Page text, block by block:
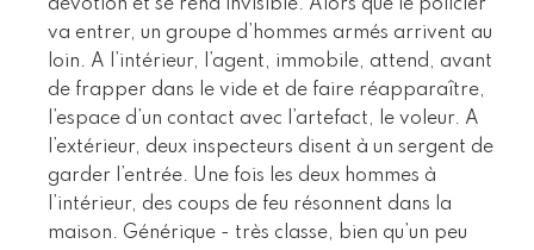
dévotion et se rend invisible. Alors que le policier
va entrer, un groupe d’hommes armés arrivent au
loin. A l’intérieur, l’agent, immobile, attend, avant
de frapper dans le vide et de faire réapparaître,
l’espace d’un contact avec l’artefact, le voleur. A
l’extérieur, deux inspecteurs disent à un sergent de
garder l’entrée. Une fois les deux hommes à
l’intérieur, des coups de feu résonnent dans la
maison. Générique - très classe, bien qu’un peu